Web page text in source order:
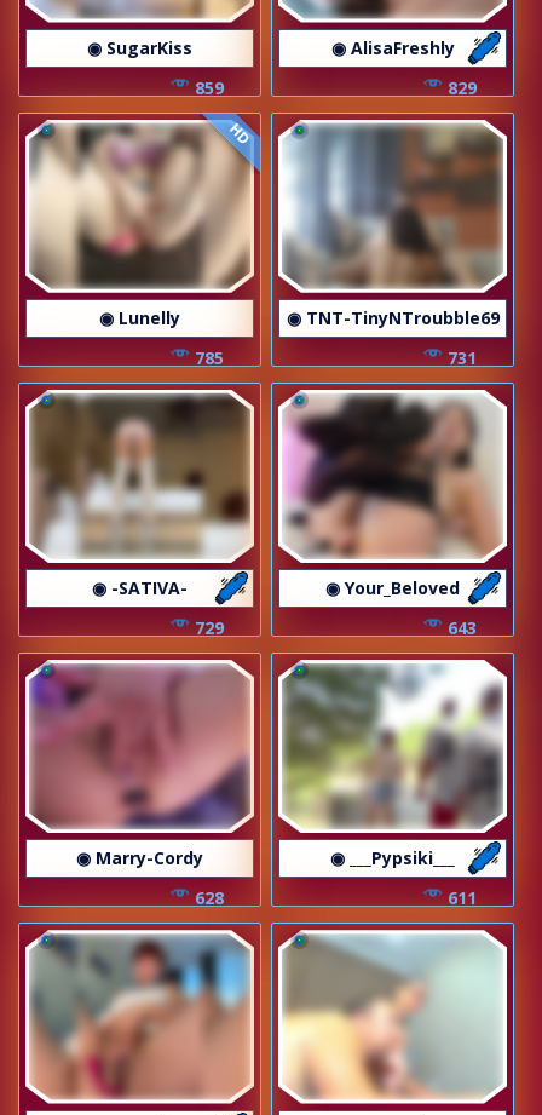
◉ SugarKiss
859
◉ AlisaFreshly
829
HD
◉ Lunelly
785
◉ TNT-TinyNTroubble69
731
◉ -SATIVA-
729
◉ Your_Beloved
643
◉ Marry-Cordy
628
◉ ___Pypsiki___
611